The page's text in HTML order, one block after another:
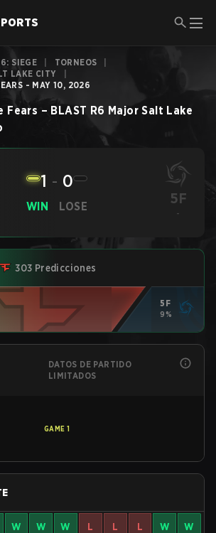
SIEGE TORNEOS
LAKE CITY
- MAY 10, 2026
Fears – BLAST R6 Major Salt Lake
WIN
1 - 0
LOSE 5F
-
303 Predicciones
5F
9%
DATOS DE PARTIDO
LIMITADOS
GAME 1
W W W L L L W W